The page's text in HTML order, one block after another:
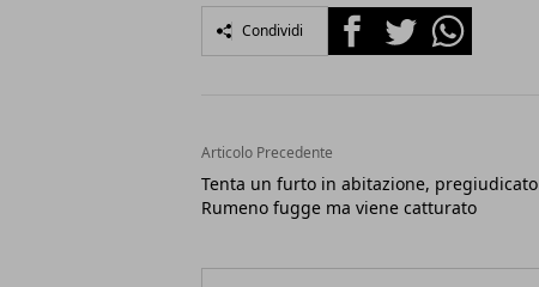
Condividi FacebookTwitterWhatsapp
Articolo Precedente
Tenta un furto in abitazione, pregiudicato
Rumeno fugge ma viene catturato